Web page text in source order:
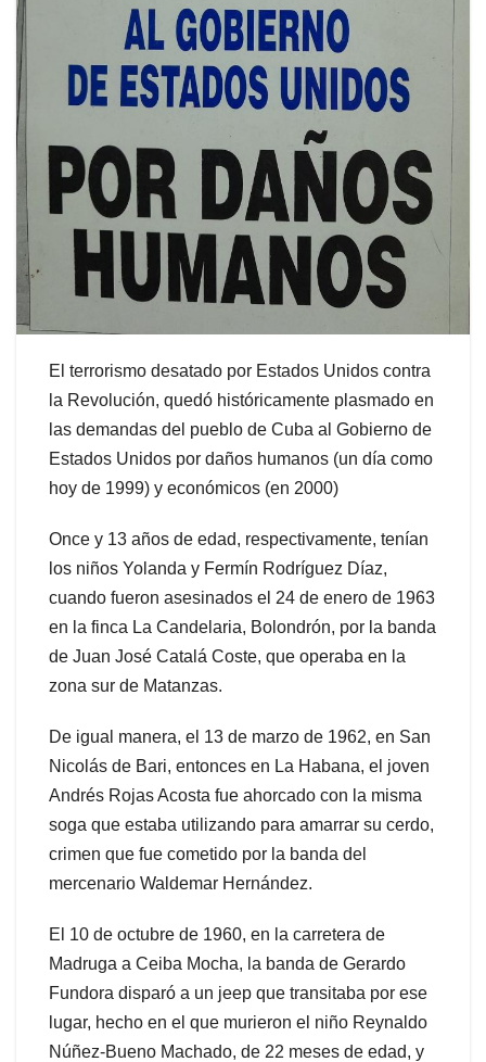
El terrorismo desatado por Estados Unidos contra
la Revolución, quedó históricamente plasmado en
las demandas del pueblo de Cuba al Gobierno de
Estados Unidos por daños humanos (un día como
hoy de 1999) y económicos (en 2000)
Once y 13 años de edad, respectivamente, tenían
los niños Yolanda y Fermín Rodríguez Díaz,
cuando fueron asesinados el 24 de enero de 1963
en la finca La Candelaria, Bolondrón, por la banda
de Juan José Catalá Coste, que operaba en la
zona sur de Matanzas.
De igual manera, el 13 de marzo de 1962, en San
Nicolás de Bari, entonces en La Habana, el joven
Andrés Rojas Acosta fue ahorcado con la misma
soga que estaba utilizando para amarrar su cerdo,
crimen que fue cometido por la banda del
mercenario Waldemar Hernández.
El 10 de octubre de 1960, en la carretera de
Madruga a Ceiba Mocha, la banda de Gerardo
Fundora disparó a un jeep que transitaba por ese
lugar, hecho en el que murieron el niño Reynaldo
Núñez-Bueno Machado, de 22 meses de edad, y